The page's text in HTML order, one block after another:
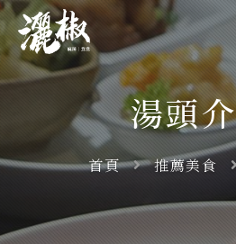
湯頭
首頁 推薦美食